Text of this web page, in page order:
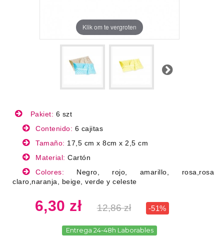
Klik om te vergroten
Next
Pakiet: 6 szt
Contenido: 6 cajitas
Tamaño: 17,5 cm x 8cm x 2,5 cm
Material: Cartón
Colores: Negro, rojo, amarillo, rosa,rosa
claro,naranja, beige, verde y celeste
6,30 zł 12,86 zł -51%
Entrega 24-48h Laborables